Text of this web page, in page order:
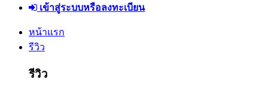
เข้าสู่ระบบหรือลงทะเบียน
หน้าแรก
รีวิว
รีวิว